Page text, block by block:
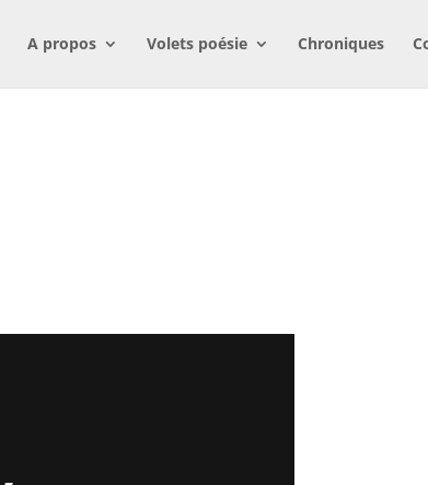
A propos Volets poésie Chroniques